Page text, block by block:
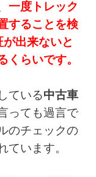
一度トレック
することを検
出来ないと
くらいです。
ている中古車
っても過言で
のチェックの
ています。